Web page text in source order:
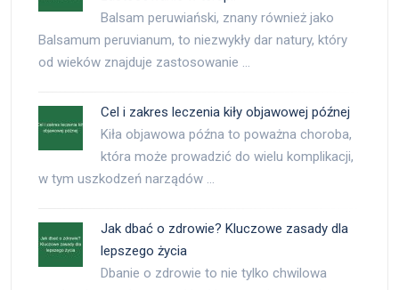
Balsam peruwiański, znany również jako
Balsamum peruvianum, to niezwykły dar natury, który
od wieków znajduje zastosowanie …
Cel i zakres leczenia kiły objawowej późnej
Kiła objawowa późna to poważna choroba,
która może prowadzić do wielu komplikacji,
w tym uszkodzeń narządów …
Jak dbać o zdrowie? Kluczowe zasady dla
lepszego życia
Dbanie o zdrowie to nie tylko chwilowa